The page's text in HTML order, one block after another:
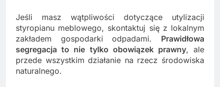
Jeśli masz wątpliwości dotyczące utylizacji
styropianu meblowego, skontaktuj się z lokalnym
zakładem gospodarki odpadami. Prawidłowa
segregacja to nie tylko obowiązek prawny, ale
przede wszystkim działanie na rzecz środowiska
naturalnego.